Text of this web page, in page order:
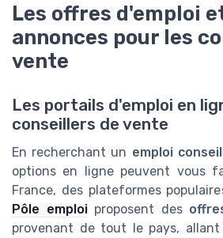
Les offres d'emploi
annonces pour les
vente
Les portails d'emploi en
conseillers de vente
En recherchant un emploi
options en ligne peuvent vous
France, des plateformes
Pôle emploiproposent des
provenant de tout le pays, allant